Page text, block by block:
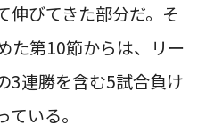
伸びてきた部分だ。そ
た第10節からは、リー
3連勝を含む5試合負け
いる。